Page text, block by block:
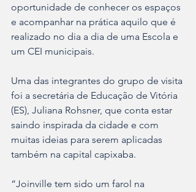
oportunidade de conhecer os espaços
e acompanhar na prática aquilo que é
realizado no dia a dia de uma Escola e
um CEI municipais.
Uma das integrantes do grupo de visita
foi a secretária de Educação de Vitória
(ES), Juliana Rohsner, que conta estar
saindo inspirada da cidade e com
muitas ideias para serem aplicadas
também na capital capixaba.
“Joinville tem sido um farol na